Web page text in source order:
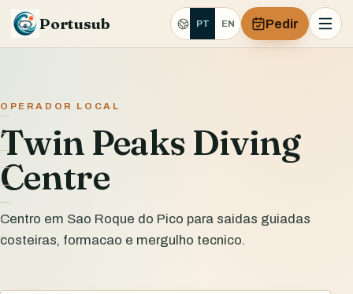
Portusub PT EN Pedir
OPERADOR LOCAL
Twin Peaks Diving
Centre
Centro em Sao Roque do Pico para saidas guiadas
costeiras, formacao e mergulho tecnico.